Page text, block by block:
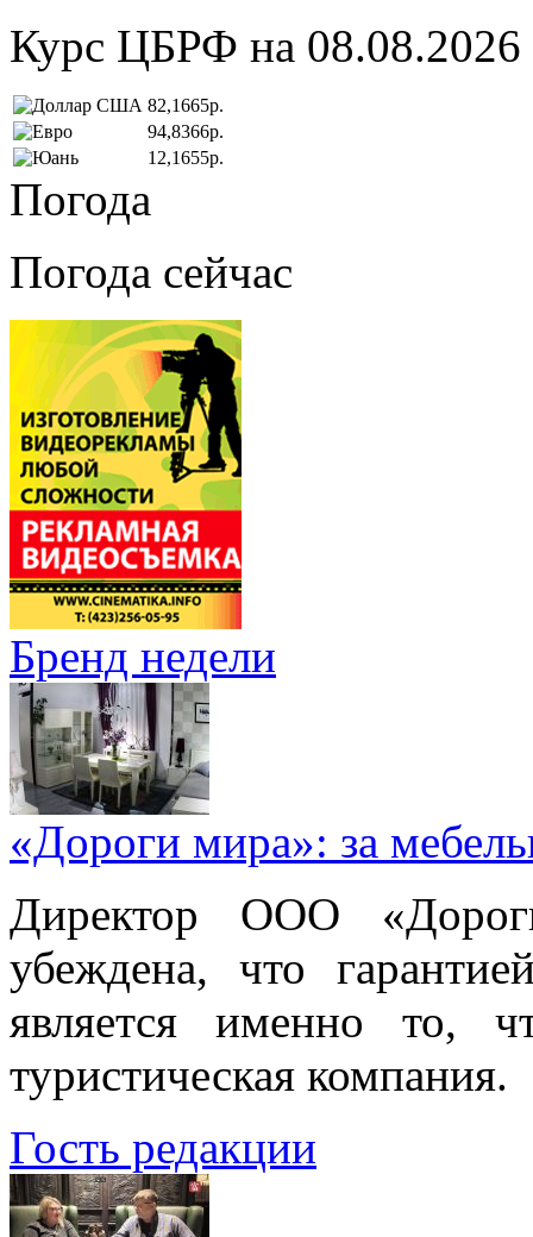
Курс ЦБРФ на 08.08.2026
82,1665р.
94,8366р.
12,1655р.
Погода
Погода сейчас
Бренд недели
«Дороги мира»: за
Директор ООО
убеждена, что
является именно то,
туристическая компания.
Гость редакции